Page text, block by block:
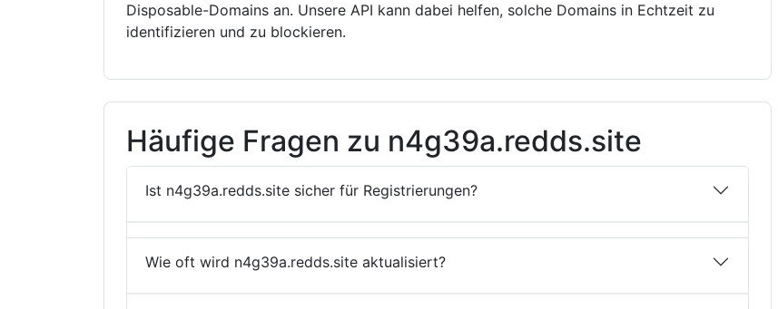
Disposable-Domains an. Unsere API kann dabei helfen, solche Domains in Echtzeit zu
identifizieren und zu blockieren.
Häufige Fragen zu n4g39a.redds.site
Ist n4g39a.redds.site sicher für Registrierungen?
Wie oft wird n4g39a.redds.site aktualisiert?